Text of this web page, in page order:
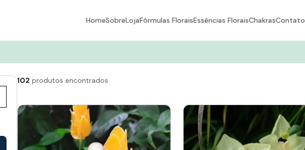
HomeSobreLojaFórmulas FloraisEssências FloraisChakrasContato
102 produtos encontrados